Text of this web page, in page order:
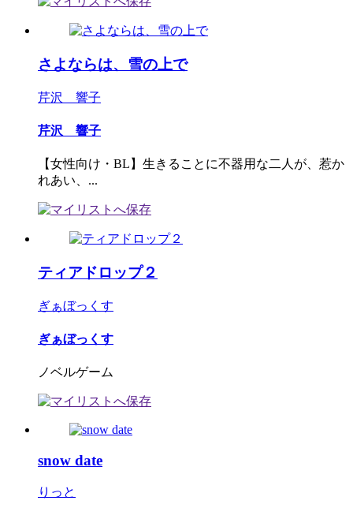
さよならは、雪の上で
芹沢 響子
芹沢 響子
【女性向け・BL】生きることに不器用な二人が、惹か
れあい、...
ティアドロップ２
ぎぁぼっくす
ぎぁぼっくす
ノベルゲーム
snow date
りっと